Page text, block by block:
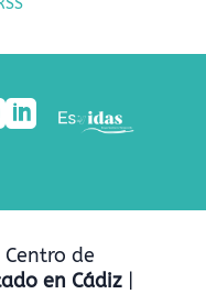

de
en Cádiz